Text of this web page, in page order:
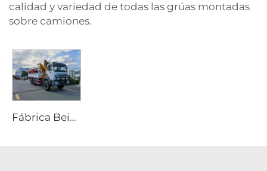
calidad y variedad de todas las grúas montadas
sobre camiones.
Fábrica Beiben Suministra Grúa para Camión de Transporte Especial Todo Terreno 4X4 6x6 Brazo Plegable Rígido